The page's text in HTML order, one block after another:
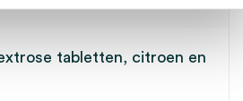
tabletten, citroen en